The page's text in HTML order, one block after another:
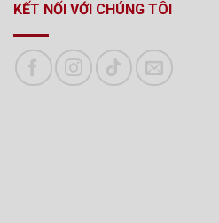
KẾT NỐI VỚI CHÚNG TÔI